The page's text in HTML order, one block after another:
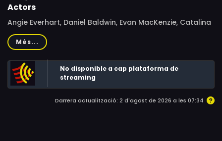
Actors
Angie Everhart, Daniel Baldwin, Evan MacKenzie, Catalina
Larranaga, Mark Sivertsen, Robert McRay, Lauren Reina,
Joe Costanza, Angela Sargeant, Kathleen Kinmont, Don
Short, Ed Bernard, Darcy Shean, Laura Rogers, Jeffrey
Gorman, Willie Gault, Keri Windsor, Trinity, Michael
Canavan, Rafe, Nellie Sciutto, Ariston Green, D.J. Berg,
Tony Voci, Christy Berry
Més...
No disponible a cap plataforma de
streaming
Darrera actualització: 2 d'agost de 2026 a les 07:34